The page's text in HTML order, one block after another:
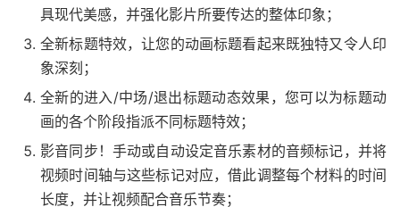
具现代美感，并强化影片所要传达的整体印象；
全新标题特效，让您的动画标题看起来既独特又令人印
象深刻；
全新的进入/中场/退出标题动态效果，您可以为标题动
画的各个阶段指派不同标题特效；
影音同步！手动或自动设定音乐素材的音频标记，并将
视频时间轴与这些标记对应，借此调整每个材料的时间
长度，并让视频配合音乐节奏；